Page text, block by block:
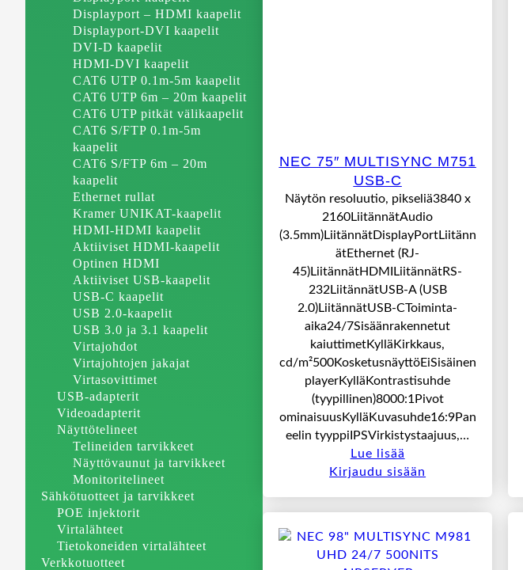
Displayport – HDMI kaapelit
Displayport-DVI kaapelit
DVI-D kaapelit
HDMI-DVI kaapelit
CAT6 UTP 0.1m-5m kaapelit
CAT6 UTP 6m – 20m kaapelit
CAT6 UTP pitkät välikaapelit
CAT6 S/FTP 0.1m-5m
kaapelit
CAT6 S/FTP 6m – 20m
kaapelit
Ethernet rullat
Kramer UNIKAT-kaapelit
HDMI-HDMI kaapelit
Aktiiviset HDMI-kaapelit
Optinen HDMI
Aktiiviset USB-kaapelit
USB-C kaapelit
USB 2.0-kaapelit
USB 3.0 ja 3.1 kaapelit
Virtajohdot
Virtajohtojen jakajat
Virtasovittimet
USB-adapterit
Videoadapterit
Näyttötelineet
Telineiden tarvikkeet
Näyttövaunut ja tarvikkeet
Monitoritelineet
Sähkötuotteet ja tarvikkeet
POE injektorit
Virtalähteet
Tietokoneiden virtalähteet
Verkkotuotteet
NEC 75″ MULTISYNC M751
USB-C
Näytön resoluutio, pikseliä3840 x
2160LiitännätAudio
(3.5mm)LiitännätDisplayPortLiitänn
ätEthernet (RJ-
45)LiitännätHDMILiitännätRS-
232LiitännätUSB-A (USB
2.0)LiitännätUSB-CToiminta-
aika24/7Sisäänrakennetut
kaiuttimetKylläKirkkaus,
cd/m²500KosketusnäyttöEiSisäinen
playerKylläKontrastisuhde
(tyypillinen)8000:1Pivot
ominaisuusKylläKuvasuhde16:9Pan
eelin tyyppiIPSVirkistystaajuus,…
Lue lisää
Kirjaudu sisään